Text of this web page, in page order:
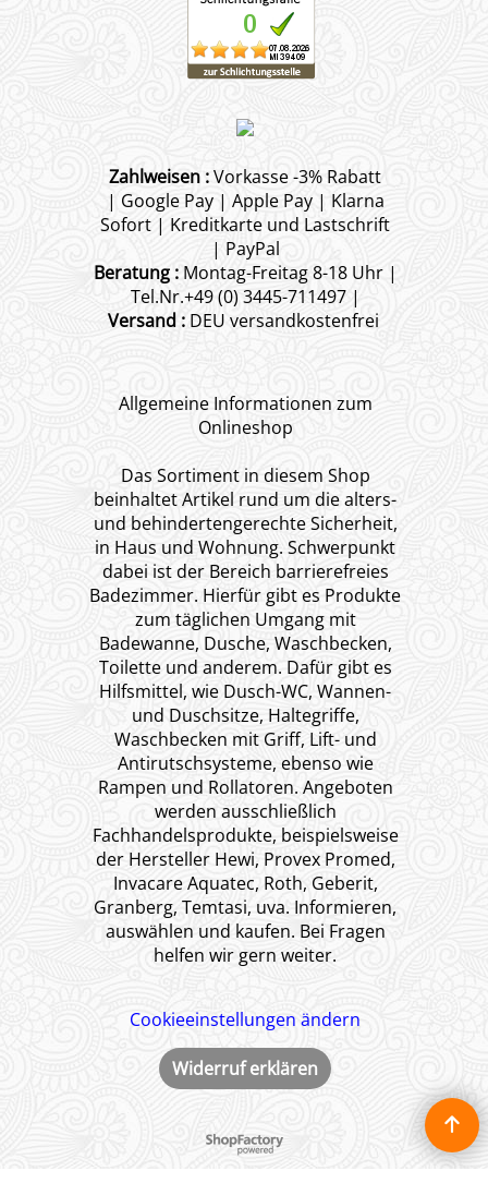
Zahlweisen :Vorkasse -3% Rabatt
| Google Pay | Apple Pay | Klarna
Sofort | Kreditkarte und Lastschrift
| PayPal
Beratung :Montag-Freitag 8-18 Uhr |
Tel.Nr.+49 (0) 3445-711497 |
Versand :DEU versandkostenfrei
Allgemeine Informationen zum
Onlineshop
Das Sortiment in diesem Shop
beinhaltet Artikel rund um die alters-
und behindertengerechte Sicherheit,
in Haus und Wohnung. Schwerpunkt
dabei ist der Bereich barrierefreies
Badezimmer. Hierfür gibt es Produkte
zum täglichen Umgang mit
Badewanne, Dusche, Waschbecken,
Toilette und anderem. Dafür gibt es
Hilfsmittel, wie Dusch-WC, Wannen-
und Duschsitze, Haltegriffe,
Waschbecken mit Griff, Lift- und
Antirutschsysteme, ebenso wie
Rampen und Rollatoren. Angeboten
werden ausschließlich
Fachhandelsprodukte, beispielsweise
der Hersteller Hewi, Provex Promed,
Invacare Aquatec, Roth, Geberit,
Granberg, Temtasi, uva. Informieren,
auswählen und kaufen. Bei Fragen
helfen wir gern weiter.
Cookieeinstellungen ändern
Widerruf erklären
WebShop erstellt mit ShopFactory Shop Software.